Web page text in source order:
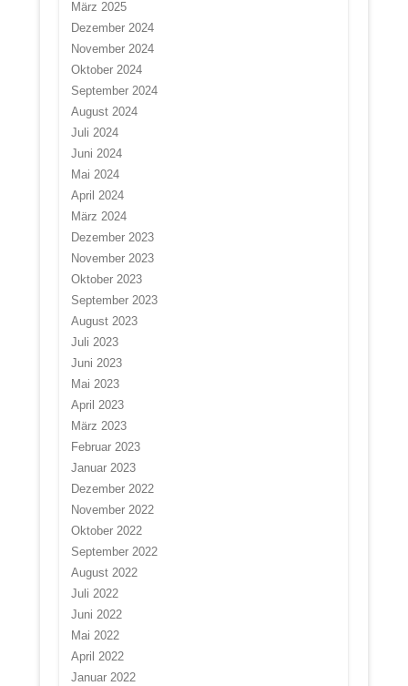
März 2025
Dezember 2024
November 2024
Oktober 2024
September 2024
August 2024
Juli 2024
Juni 2024
Mai 2024
April 2024
März 2024
Dezember 2023
November 2023
Oktober 2023
September 2023
August 2023
Juli 2023
Juni 2023
Mai 2023
April 2023
März 2023
Februar 2023
Januar 2023
Dezember 2022
November 2022
Oktober 2022
September 2022
August 2022
Juli 2022
Juni 2022
Mai 2022
April 2022
Januar 2022